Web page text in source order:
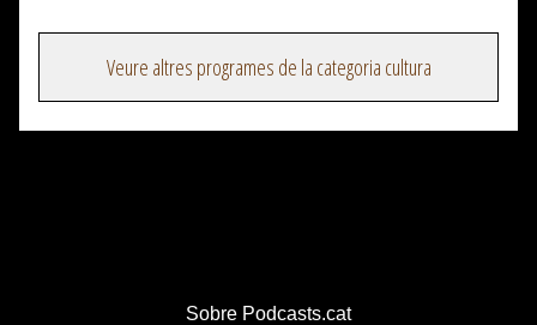
Veure altres programes de la categoria cultura
Sobre Podcasts.cat